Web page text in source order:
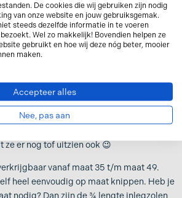
sportzooltje:
van de voet;
zodat de druk op de enkels wordt
licht materiaal dat zowel schok dempend
is.
ze er nog tof uitzien ook 😉
vanaf maat 35 t/m maat 49.
heel eenvoudig op maat knippen. Heb je
De cookies die wij gebruiken zijn nodig
van onze website en jouw gebruiksgemak.
steeds dezelfde informatie in te voeren
Wel zo makkelijk! Bovendien helpen ze
gebruikt en hoe wij deze nóg beter, mooier
maken.
Accepteer alles
Nee, pas aan